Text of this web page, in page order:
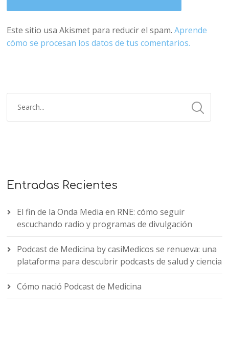
Este sitio usa Akismet para reducir el spam.Aprende
cómo se procesan los datos de tus comentarios.
Entradas Recientes
El fin de la Onda Media en RNE: cómo seguir
escuchando radio y programas de divulgación
Podcast de Medicina by casiMedicos se renueva: una
plataforma para descubrir podcasts de salud y ciencia
Cómo nació Podcast de Medicina